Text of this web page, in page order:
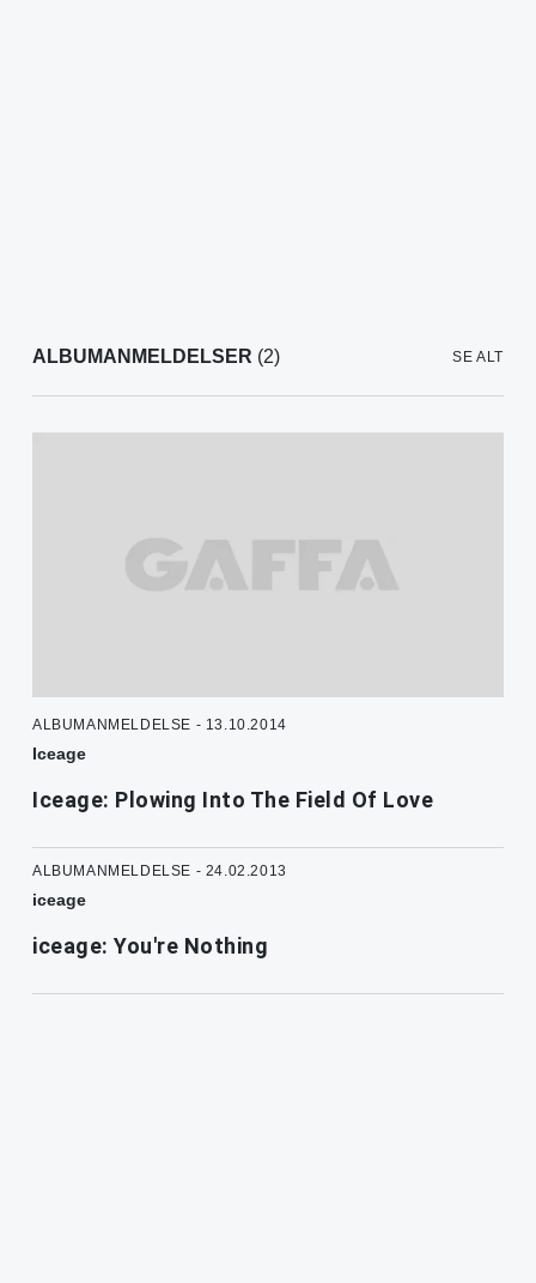
ALBUMANMELDELSER (2) SE ALT
ALBUMANMELDELSE - 13.10.2014
Iceage
Iceage: Plowing Into The Field Of Love
ALBUMANMELDELSE - 24.02.2013
iceage
iceage: You're Nothing